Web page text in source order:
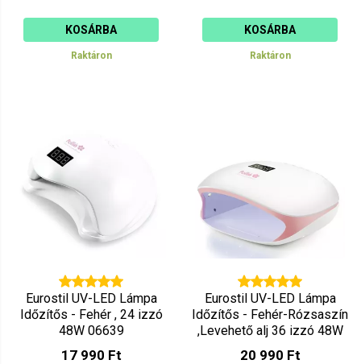
KOSÁRBA
Raktáron
KOSÁRBA
Raktáron
Eurostil UV-LED Lámpa
Időzítős - Fehér , 24 izzó
48W 06639
17 990 Ft
Eurostil UV-LED Lámpa
Időzítős - Fehér-Rózsaszín
,Levehető alj 36 izzó 48W
06641
20 990 Ft